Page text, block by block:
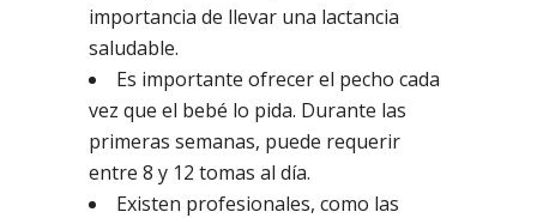
importancia de llevar una lactancia
saludable.
Es importante ofrecer el pecho cada
vez que el bebé lo pida. Durante las
primeras semanas, puede requerir
entre 8 y 12 tomas al día.
Existen profesionales, como las